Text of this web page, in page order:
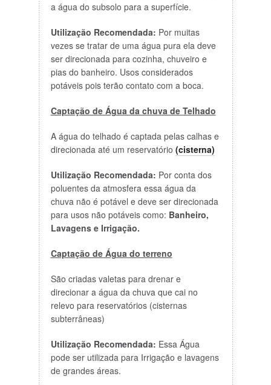
a água do subsolo para a superfície.
Utilização Recomendada: Por muitas
vezes se tratar de uma água pura ela deve
ser direcionada para cozinha, chuveiro e
pias do banheiro. Usos considerados
potáveis pois terão contato com a boca.
Captação de Água da chuva de Telhado
A água do telhado é captada pelas calhas e
direcionada até um reservatório (cisterna)
Utilização Recomendada: Por conta dos
poluentes da atmosfera essa água da
chuva não é potável e deve ser direcionada
para usos não potáveis como: Banheiro,
Lavagens e Irrigação.
Captação de Água do terreno
São criadas valetas para drenar e
direcionar a água da chuva que cai no
relevo para reservatórios (cisternas
subterrâneas)
Utilização Recomendada: Essa Água
pode ser utilizada para Irrigação e lavagens
de grandes áreas.